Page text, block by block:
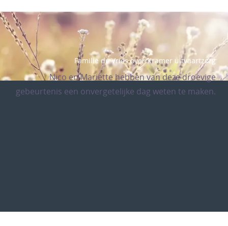
Familie de Vries over Kramer uitvaartzorg
Nico en Mariette hebben van deze droevige
gebeurtenis een onvergetelijke dag weten te maken.